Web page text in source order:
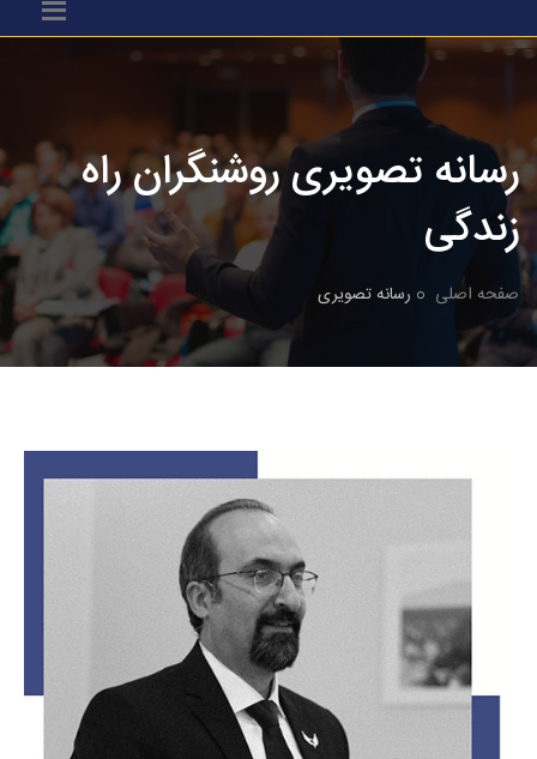
رسانه تصویری روشنگران راه
زندگی
صفحه اصلی رسانه تصویری